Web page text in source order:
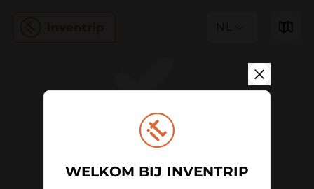
NL
WELKOM BIJ INVENTRIP